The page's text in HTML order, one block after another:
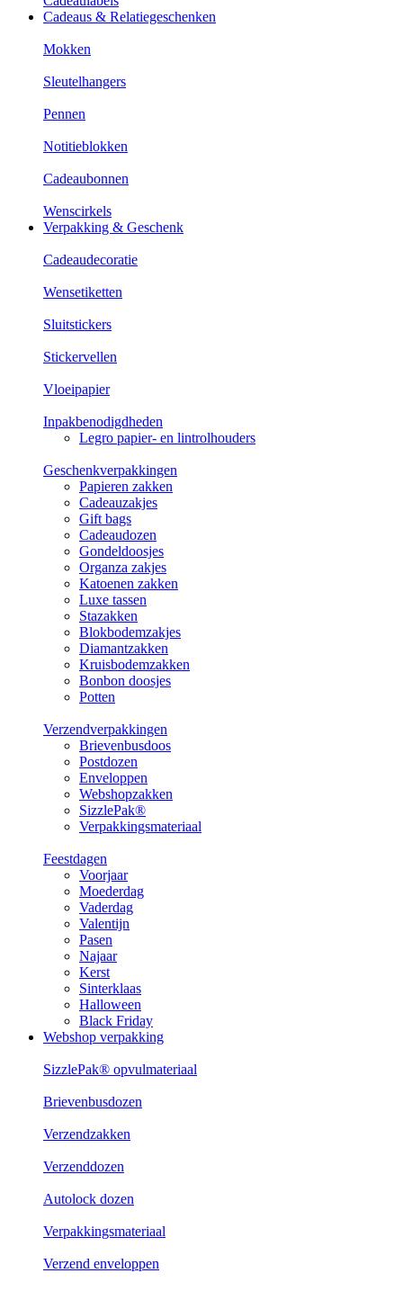
Cadeaus & Relatiegeschenken
Mokken
Sleutelhangers
Pennen
Notitieblokken
Cadeaubonnen
Wenscirkels
Verpakking & Geschenk
Cadeaudecoratie
Wensetiketten
Sluitstickers
Stickervellen
Vloeipapier
Inpakbenodigdheden
Legro papier- en lintrolhouders
Geschenkverpakkingen
Papieren zakken
Cadeauzakjes
Gift bags
Cadeaudozen
Gondeldoosjes
Organza zakjes
Katoenen zakken
Luxe tassen
Stazakken
Blokbodemzakjes
Diamantzakken
Kruisbodemzakken
Bonbon doosjes
Potten
Verzendverpakkingen
Brievenbusdoos
Postdozen
Enveloppen
Webshopzakken
SizzlePak®
Verpakkingsmateriaal
Feestdagen
Voorjaar
Moederdag
Vaderdag
Valentijn
Pasen
Najaar
Kerst
Sinterklaas
Halloween
Black Friday
Webshop verpakking
SizzlePak® opvulmateriaal
Brievenbusdozen
Verzendzakken
Verzenddozen
Autolock dozen
Verpakkingsmateriaal
Verzend enveloppen